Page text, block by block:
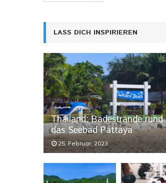
LASS DICH INSPIRIEREN
Thailand: Badestrände rund
das Seebad Pattaya
25. Februar, 2023